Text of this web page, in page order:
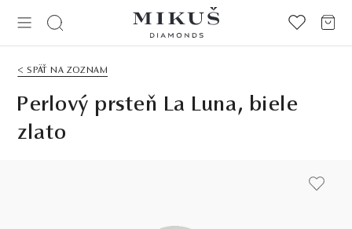
< SPÄŤ NA ZOZNAM
Perlový prsteň La Luna, biele
zlato